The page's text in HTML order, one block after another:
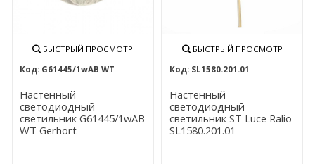
БЫСТРЫЙ ПРОСМОТР
G61445/1wAB WT
Настенный
светодиодный
светильник G61445/1wAB
WT Gerhort
БЫСТРЫЙ ПРОСМОТР
SL1580.201.01
Настенный
светодиодный
светильник ST Luce Ralio
SL1580.201.01